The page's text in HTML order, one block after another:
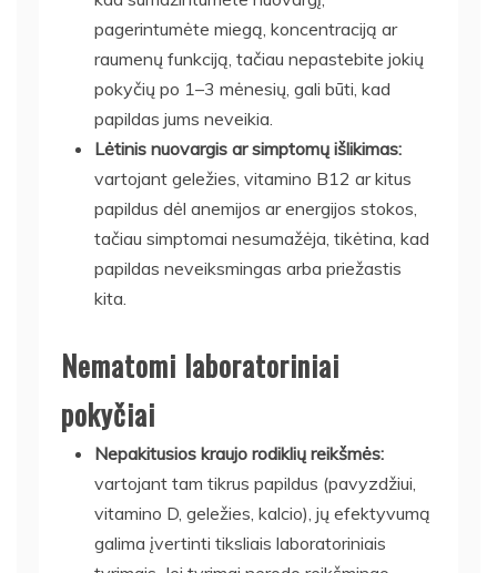
pagerintumėte miegą, koncentraciją ar
raumenų funkciją, tačiau nepastebite jokių
pokyčių po 1–3 mėnesių, gali būti, kad
papildas jums neveikia.
Lėtinis nuovargis ar simptomų išlikimas:
vartojant geležies, vitamino B12 ar kitus
papildus dėl anemijos ar energijos stokos,
tačiau simptomai nesumažėja, tikėtina, kad
papildas neveiksmingas arba priežastis
kita.
Nematomi laboratoriniai
pokyčiai
Nepakitusios kraujo rodiklių reikšmės:
vartojant tam tikrus papildus (pavyzdžiui,
vitamino D, geležies, kalcio), jų efektyvumą
galima įvertinti tiksliais laboratoriniais